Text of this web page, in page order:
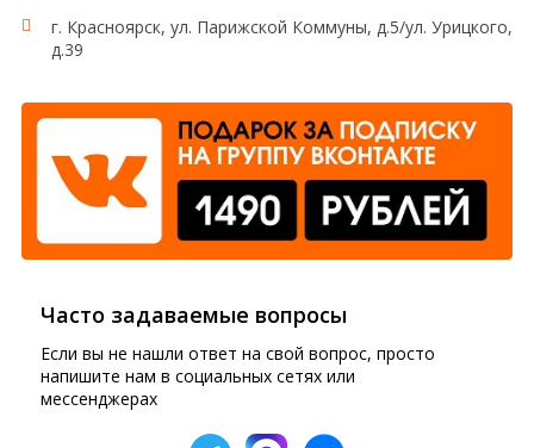
г. Красноярск, ул. Парижской Коммуны, д.5/ул. Урицкого,
д.39
Часто задаваемые вопросы
Если вы не нашли ответ на свой вопрос, просто
напишите нам в социальных сетях или
мессенджерах